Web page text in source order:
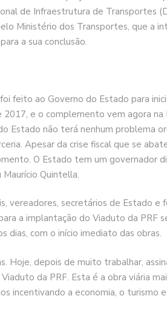
de Infraestrutura de Transportes
Ministério dos Transportes, que a
a sua conclusão.
feito ao Governo do Estado para
e o complemento vem agora na
Estado não terá nenhum problema
Apesar da crise fiscal que se
O Estado tem um governador
Quintella.
vereadores, secretários de Estado e
a implantação do Viaduto da PRF
dias, com o início imediato das obras.
Hoje, depois de muito trabalhar,
da PRF. Esta é a obra viária
incentivando a economia, o turismo